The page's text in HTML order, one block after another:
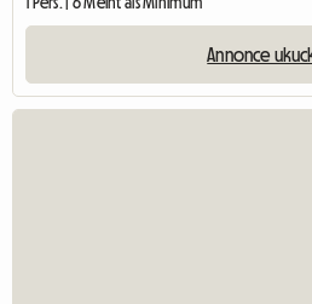
Annonce